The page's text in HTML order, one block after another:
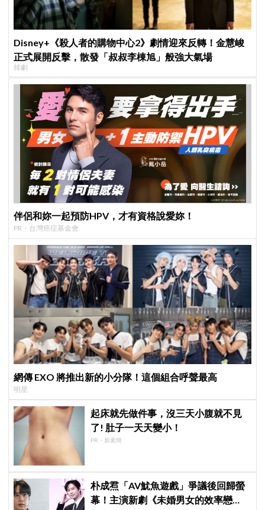
Disney+《殺人者的購物中心2》劇情迎來反轉！金慧峻
正式展開反擊，散發「叔叔李棟旭」般強大氣場
韓劇
伴侶和妳一起預防HPV，才有資格說愛妳！
PR・台灣癌症基金會
網傳 EXO 將推出新的小分隊！這個組合呼聲最高
明星
起床就先做件事，沒三天小腹就不見
了! 肚子一天天變小！
PR・新素簡
朴成焄「AV魷魚遊戲」爭議後回歸螢
幕！主演新劇《未婚男女的效率戀